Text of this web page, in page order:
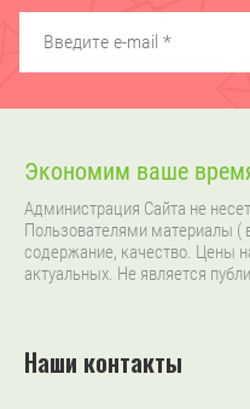
Экономим ваше
Администрация Сайта не
Пользователями материалы (
содержание, качество. Цены
актуальных. Не является
Наши контакты